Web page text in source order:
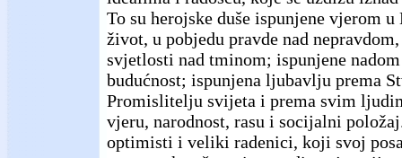
To su herojske duše ispunjene vjerom
život, u pobjedu pravde nad
svjetlosti nad tminom; ispunjene
budućnost; ispunjena ljubavlju prema
Promislitelju svijeta i prema svim
vjeru, narodnost, rasu i socijalni
optimisti i veliki radenici, koji svoj